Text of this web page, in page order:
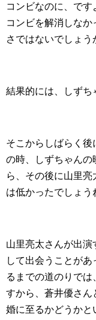
コンビなのに、です
コンビを解消しな
さではないでしょう
結果的には、しずち
そこからしばらく後
の時、しずちゃんの
ら、その後に山里
は低かったでしょう
山里亮太さんが出
して出会うことが
るまでの道のりで
すから、蒼井優さん
婚に至るかどうかと